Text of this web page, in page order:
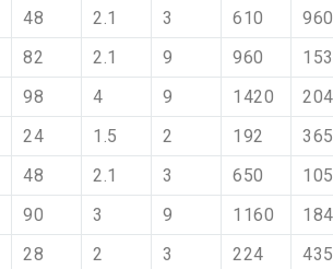
48 2.1 3 610
960
82 2.1 9 960
98 4 9 1420
24 1.5 2 192
365
48 2.1 3 650
90 3 9 1160
28 2 3 224
435